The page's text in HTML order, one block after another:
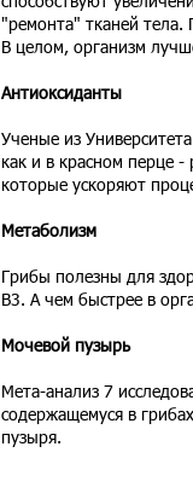
"ремонта" тканей тела.
В целом, организм
Антиоксиданты
Ученые из
как и в красном перце
которые ускоряют
Метаболизм
Грибы полезны для
В3. А чем быстрее в
Мочевой пузырь
Мета-анализ 7
содержащемуся в
пузыря.